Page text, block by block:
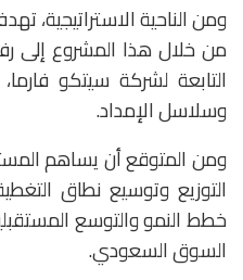
ومن الناحية الاستراتيجية،
من خلال هذا المشروع إلى
التابعة لشركة سيتكو
وسلاسل الإمداد.
ومن المتوقع أن يساهم
التوزيع وتوسيع نطاق
خطط النمو والتوسع
السوق السعودي.